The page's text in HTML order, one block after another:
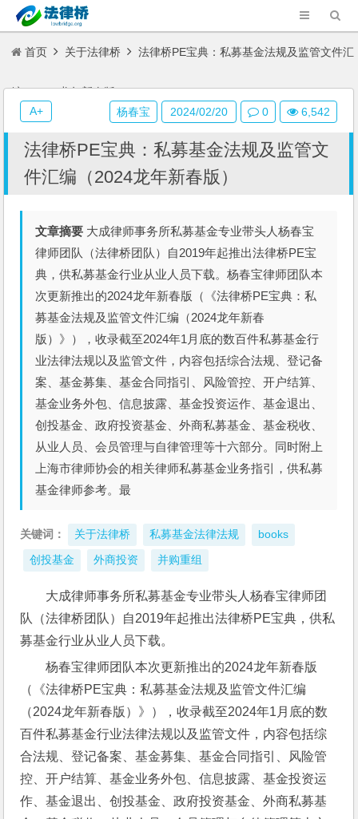
首页 关于法律桥 法律桥PE宝典：私募基金法规及监管文件汇
编（2024龙年新春版）
法律桥PE宝典：私募基金法规及监管文
件汇编（2024龙年新春版）
文章摘要 大成律师事务所私募基金专业带头人杨春宝
律师团队（法律桥团队）自2019年起推出法律桥PE宝
典，供私募基金行业从业人员下载。杨春宝律师团队本
次更新推出的2024龙年新春版（《法律桥PE宝典：私
募基金法规及监管文件汇编（2024龙年新春
版）》），收录截至2024年1月底的数百件私募基金行
业法律法规以及监管文件，内容包括综合法规、登记备
案、基金募集、基金合同指引、风险管控、开户结算、
基金业务外包、信息披露、基金投资运作、基金退出、
创投基金、政府投资基金、外商私募基金、基金税收、
从业人员、会员管理与自律管理等十六部分。同时附上
上海市律师协会的相关律师私募基金业务指引，供私募
基金律师参考。最
关键词： 关于法律桥 私募基金法律法规 books
创投基金 外商投资 并购重组
大成律师事务所私募基金专业带头人杨春宝律师团
队（法律桥团队）自2019年起推出法律桥PE宝典，供私
募基金行业从业人员下载。
杨春宝律师团队本次更新推出的2024龙年新春版
（《法律桥PE宝典：私募基金法规及监管文件汇编
（2024龙年新春版）》），收录截至2024年1月底的数
百件私募基金行业法律法规以及监管文件，内容包括综
合法规、登记备案、基金募集、基金合同指引、风险管
控、开户结算、基金业务外包、信息披露、基金投资运
作、基金退出、创投基金、政府投资基金、外商私募基
杨春宝 2024/02/20 0 6,542
A+